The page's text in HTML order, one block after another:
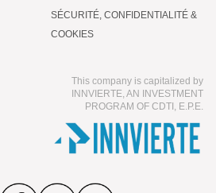
SÉCURITÉ, CONFIDENTIALITÉ &
COOKIES
This company is capitalized by
INNVIERTE, AN INVESTMENT
PROGRAM OF CDTI, E.P.E.